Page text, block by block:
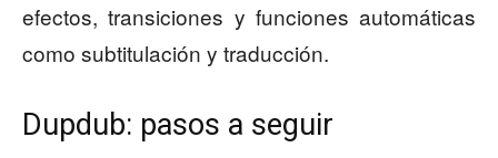
efectos, transiciones y funciones automáticas
como subtitulación y traducción.
Dupdub: pasos a seguir